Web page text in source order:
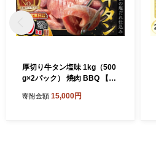
厚切り牛タン塩味 1kg（500
g×2パック） 焼肉 BBQ 【76
寄附金額 15,000円